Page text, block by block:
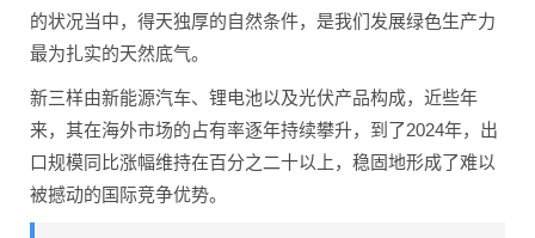
的状况当中，得天独厚的自然条件，是我们发展绿色生产力
最为扎实的天然底气。
新三样由新能源汽车、锂电池以及光伏产品构成，近些年
来，其在海外市场的占有率逐年持续攀升，到了2024年，出
口规模同比涨幅维持在百分之二十以上，稳固地形成了难以
被撼动的国际竞争优势。